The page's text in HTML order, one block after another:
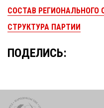
СОСТАВ РЕГИОНАЛЬНОГО
СТРУКТУРА ПАРТИИ
ПОДЕЛИСЬ: